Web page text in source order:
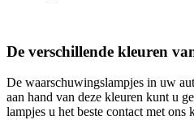
De verschillende kleuren
De waarschuwingslampjes in uw
aan hand van deze kleuren kunt u
lampjes u het beste contact met ons